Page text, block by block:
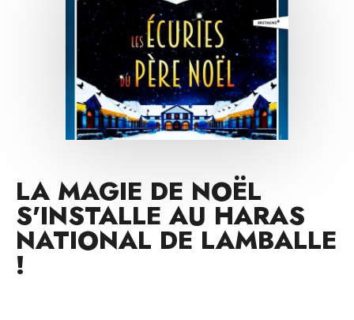
LA MAGIE DE NOËL
S'INSTALLE AU HARAS
NATIONAL DE LAMBALLE
!